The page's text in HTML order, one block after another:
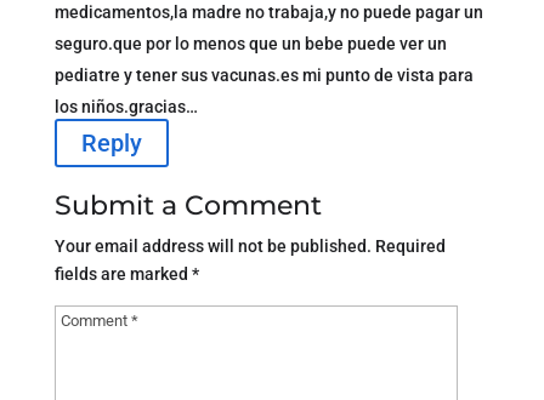
medicamentos,la madre no trabaja,y no puede pagar un
seguro.que por lo menos que un bebe puede ver un
pediatre y tener sus vacunas.es mi punto de vista para
los niños.gracias…
Reply
Submit a Comment
Your email address will not be published. Required
fields are marked *